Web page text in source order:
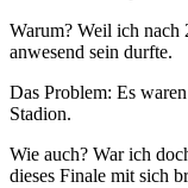
Warum? Weil ich nach
anwesend sein durfte.
Das Problem: Es
Stadion.
Wie auch? War ich
dieses Finale mit sich